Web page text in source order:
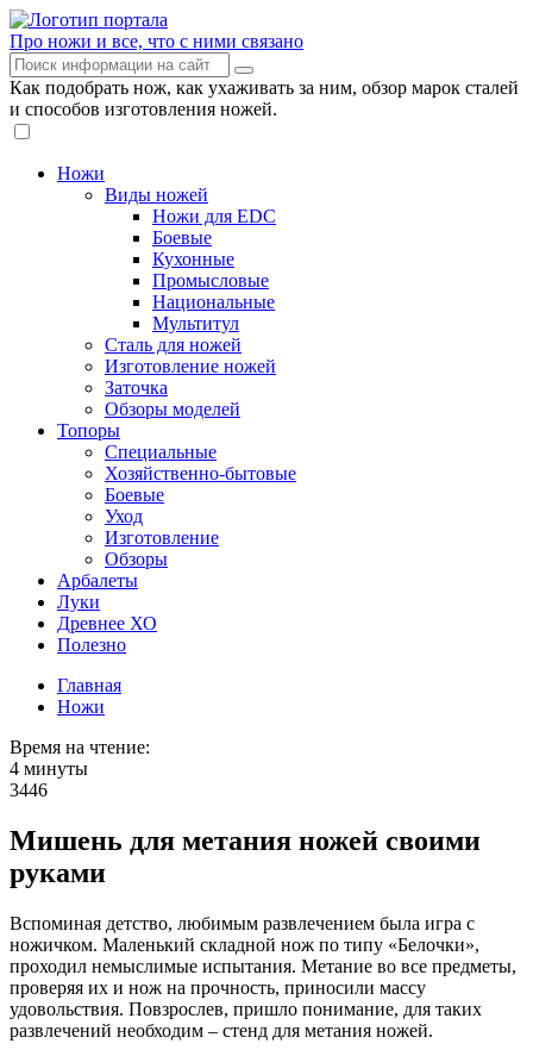
Про ножи и все, что с ними связано
Как подобрать нож, как ухаживать за ним, обзор марок сталей
и способов изготовления ножей.
Ножи
Виды ножей
Ножи для EDC
Боевые
Кухонные
Промысловые
Национальные
Мультитул
Сталь для ножей
Изготовление ножей
Заточка
Обзоры моделей
Топоры
Специальные
Хозяйственно-бытовые
Боевые
Уход
Изготовление
Обзоры
Арбалеты
Луки
Древнее ХО
Полезно
Главная
Ножи
Время на чтение:
4 минуты
3446
Мишень для метания ножей своими
руками
Вспоминая детство, любимым развлечением была игра с
ножичком. Маленький складной нож по типу «Белочки»,
проходил немыслимые испытания. Метание во все предметы,
проверяя их и нож на прочность, приносили массу
удовольствия. Повзрослев, пришло понимание, для таких
развлечений необходим – стенд для метания ножей.